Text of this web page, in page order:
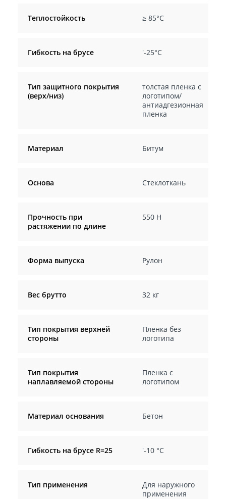
Теплостойкость ≥ 85°C
Гибкость на брусе '-25°C
Тип защитного покрытия
(верх/низ)
толстая пленка с
логотипом/
антиадгезионная
пленка
Материал Битум
Основа Стеклоткань
Прочность при
растяжении по длине
550 Н
Форма выпуска Рулон
Вес брутто 32 кг
Тип покрытия верхней
стороны
Пленка без
логотипа
Тип покрытия
наплавляемой стороны
Пленка с
логотипом
Материал основания Бетон
Гибкость на брусе R=25 '-10 °C
Тип применения
Для наружного
применения